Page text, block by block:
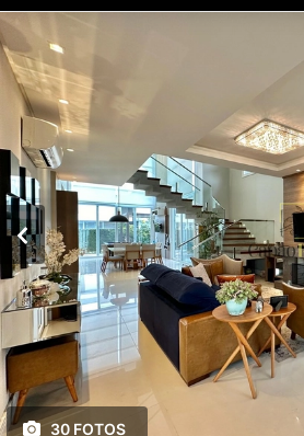
30 FOTOS